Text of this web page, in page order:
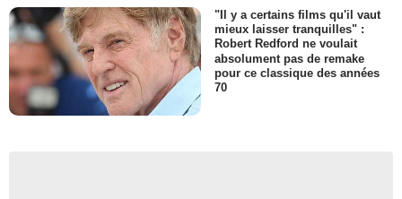
"Il y a certains films qu'il vaut
mieux laisser tranquilles" :
Robert Redford ne voulait
absolument pas de remake
pour ce classique des années
70